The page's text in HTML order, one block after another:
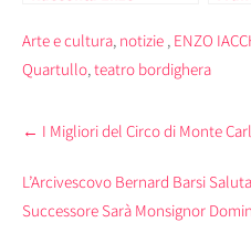
di Monaco con “Vengo
Anch’io”. Applausi per
la Performance
Jannacci
allo
Arte e cultura, notizie , ENZO
Quartullo,teatro bordighera
Post
← I Migliori del Circo di Monte
L’Arcivescovo Bernard Barsi
Successore Sarà Monsignor